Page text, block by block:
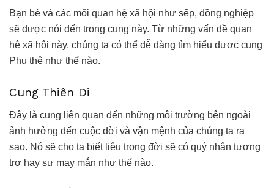
Bạn bè và các mối quan hệ xã hội như sếp, đồng nghiệp
sẽ được nói đến trong cung này. Từ những vấn đề quan
hệ xã hội này, chúng ta có thể dễ dàng tìm hiểu được cung
Phu thê như thế nào.
Cung Thiên Di
Đây là cung liên quan đến những môi trường bên ngoài
ảnh hưởng đến cuộc đời và vận mệnh của chúng ta ra
sao. Nó sẽ cho ta biết liệu trong đời sẽ có quý nhân tương
trợ hay sự may mắn như thế nào.